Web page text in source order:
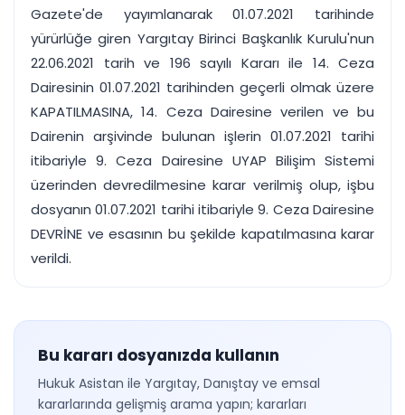
Tek panelde uçtan uca yönetim
UYAP & UETS entegrasyonundan finansa, hepsi bir arada.
Tüm özellikleri inceleyin Ücretsiz Başlayın
Gazete'de yayımlanarak 01.07.2021 tarihinde
yürürlüğe giren Yargıtay Birinci Başkanlık Kurulu'nun
22.06.2021 tarih ve 196 sayılı Kararı ile 14. Ceza
Dairesinin 01.07.2021 tarihinden geçerli olmak üzere
KAPATILMASINA, 14. Ceza Dairesine verilen ve bu
Dairenin arşivinde bulunan işlerin 01.07.2021 tarihi
itibariyle 9. Ceza Dairesine UYAP Bilişim Sistemi
üzerinden devredilmesine karar verilmiş olup, işbu
dosyanın 01.07.2021 tarihi itibariyle 9. Ceza Dairesine
DEVRİNE ve esasının bu şekilde kapatılmasına karar
verildi.
Bu kararı dosyanızda kullanın
Hukuk Asistan ile Yargıtay, Danıştay ve emsal
kararlarında gelişmiş arama yapın; kararları